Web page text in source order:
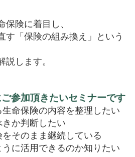
保険に着目し、
す「保険の組み換え」という
説します。
参加頂きたいセミナーです
命保険の内容を整理したい
か判断したい
そのまま継続している
に活用できるのか知りたい